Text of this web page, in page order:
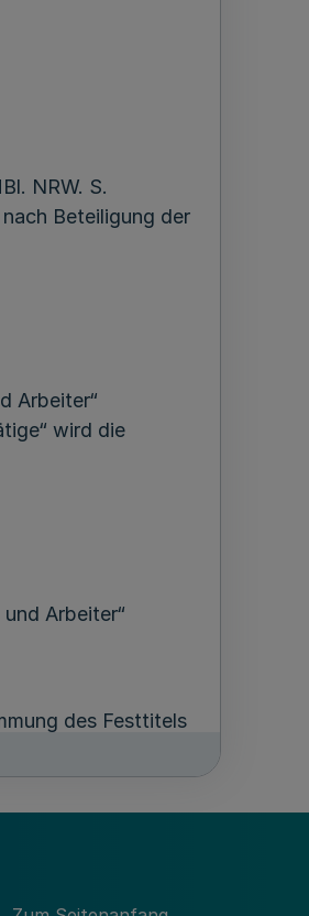
NRW. S.
Beteiligung der
Arbeiter“
wird die
Arbeiter“
des Festtitels